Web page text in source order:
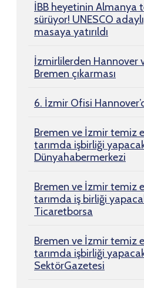
İBB heyetinin Almanya
sürüyor! UNESCO
masaya yatırıldı
İzmirlilerden Hannover
Bremen çıkarması
6. İzmir Ofisi
Bremen ve İzmir temiz
tarımda işbirliği
Dünyahabermerkezi
Bremen ve İzmir temiz
tarımda iş birliği
Ticaretborsa
Bremen ve İzmir temiz
tarımda işbirliği
SektörGazetesi